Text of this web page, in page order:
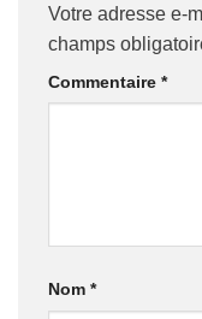
Votre adresse e-
champs
Commentaire *
Nom *